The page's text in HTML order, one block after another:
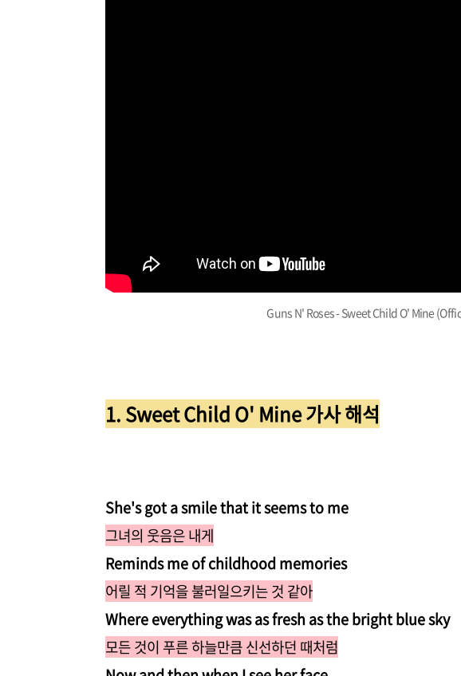
Guns N' Roses - Sweet Child O' Mine
1. Sweet Child O' Mine 가사 해석
She's got a smile that it seems to me
그녀의 웃음은 내게
Reminds me of childhood memories
어릴 적 기억을 불러일으키는 것 같아
Where everything was as fresh as the bright blue sky
모든 것이 푸른 하늘만큼 신선하던 때처럼